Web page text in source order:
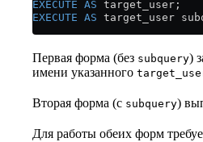
EXECUTE AS target_user;
EXECUTE AS target_user
Первая форма (без subquery)
имени указанного
Вторая форма (с subquery)
Для работы обеих форм